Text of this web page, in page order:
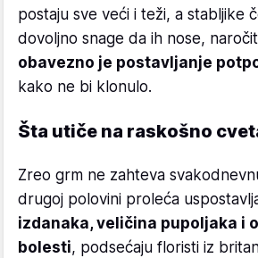
postaju sve veći i teži, a stabljike
dovoljno snage da ih nose,
obavezno je postavljanje
kako ne bi klonulo.
Šta utiče na raskošno
Zreo grm ne zahteva
drugoj polovini proleća
izdanaka, veličina pupoljaka i
bolesti, podsećaju floristi iz